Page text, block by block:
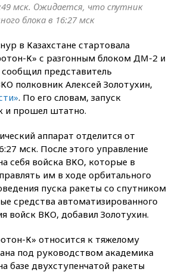
мск. Ожидается, что спутник
блока в 16:27 мск
в Казахстане стартовала
К» с разгонным блоком ДМ-2 и
представитель
полковник Алексей Золотухин,
. По его словам, запуск
и прошел штатно.
аппарат отделится от
мск. После этого управление
себя войска ВКО, которые в
им в ходе орбитального
пуска ракеты со спутником
средства автоматизированного
войск ВКО, добавил Золотухин.
К» относится к тяжелому
под руководством академика
базе двухступенчатой ракеты